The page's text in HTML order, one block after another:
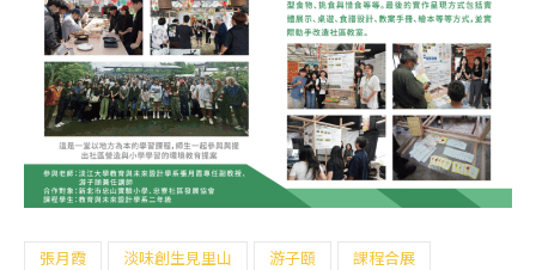
張月霞 淡味創生見里山 游子頤 課程合展